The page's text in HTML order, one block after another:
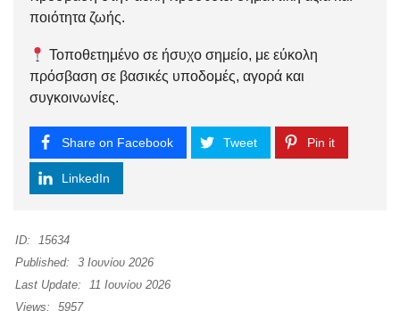
ποιότητα ζωής.
Τοποθετημένο σε ήσυχο σημείο, με εύκολη
πρόσβαση σε βασικές υποδομές, αγορά και
συγκοινωνίες.
Share on Facebook Tweet Pin it
LinkedIn
ID:
15634
Published:
3 Ιουνίου 2026
Last Update:
11 Ιουνίου 2026
Views:
5957